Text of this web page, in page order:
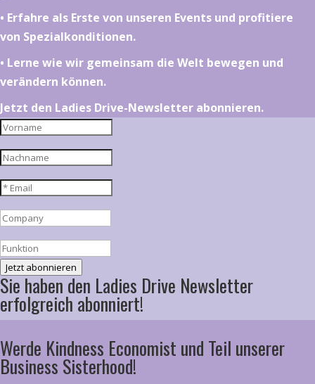
•⁠ ⁠⁠Erfahre als Erste von unseren Events und profitiere
von Spezialkonditionen.
•⁠ ⁠⁠Lerne wie wir gemeinsam die Welt bewegen und
verändern können.
Jetzt den Ladies Drive-Newsletter abonnieren.
Jetzt abonnieren
Sie haben den Ladies Drive Newsletter
erfolgreich abonniert!
Werde Kindness Economist und Teil unserer
Business Sisterhood!